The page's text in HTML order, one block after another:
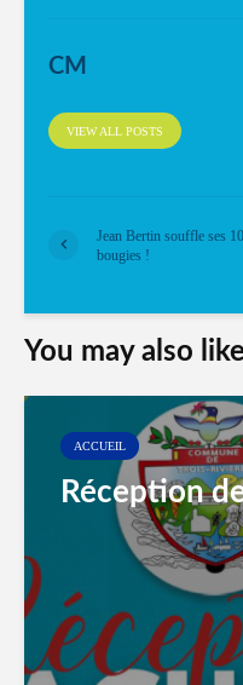
CM
VIEW ALL POSTS
Jean Bertin souffle ses
bougies !
You may also like
ACCUEIL
Réception